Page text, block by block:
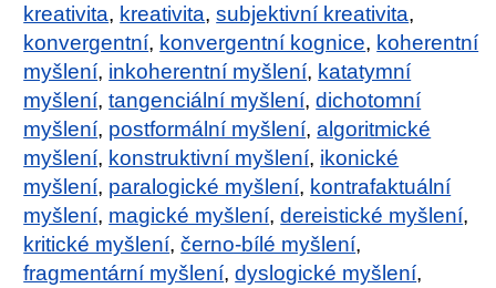
kreativita, kreativita,subjektivní kreativita,
konvergentní, konvergentní kognice, koherentní
myšlení, inkoherentní myšlení, katatymní
myšlení,tangenciální myšlení,dichotomní
myšlení, postformální myšlení,algoritmické
myšlení, konstruktivní myšlení, ikonické
myšlení, paralogické myšlení, kontrafaktuální
myšlení, magické myšlení,dereistické myšlení,
kritické myšlení,černo-bílé myšlení,
fragmentární myšlení,dyslogické myšlení,